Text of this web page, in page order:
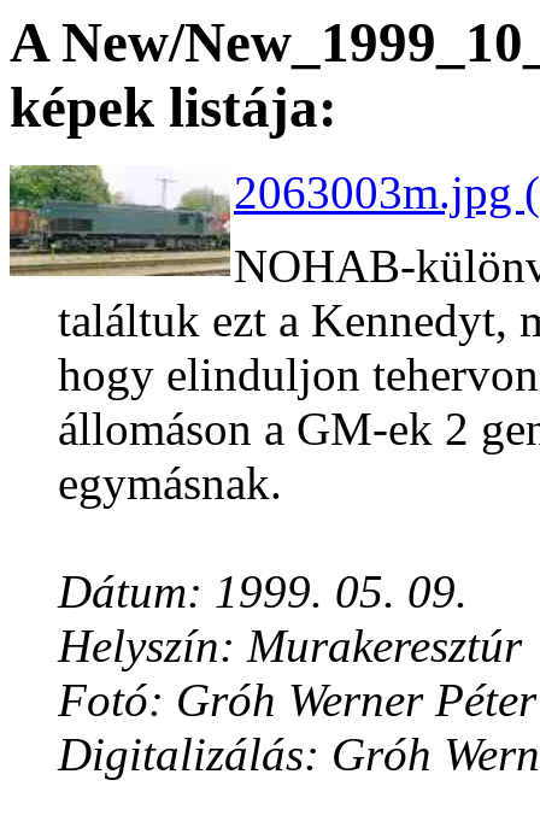
A New/
képek listája:
2063003m.jpg
NOHAB-
találtuk ezt a Kennedyt,
hogy elinduljon
állomáson a GM-ek 2
egymásnak.
Dátum: 1999. 05. 09.
Helyszín: Murakeresztúr
Fotó: Gróh Werner Péter
Digitalizálás: Gróh